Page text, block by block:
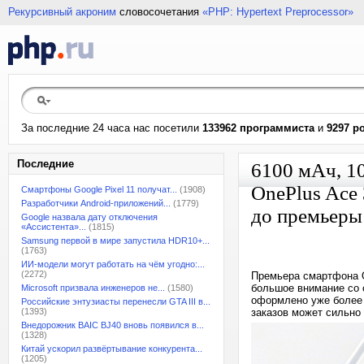
Рекурсивный акроним словосочетания «PHP: Hypertext Preprocessor»
За последние 24 часа нас посетили 133962 программистаи 9297
Последние
Смартфоны Google Pixel 11 получат...
(1908)
Разработчики Android-приложений...
(1779)
Google назвала дату отключения
«Ассистента»...
(1815)
Samsung первой в мире запустила HDR10+...
(1763)
ИИ-модели могут работать на чём угодно:...
(2272)
Microsoft призвала инженеров не...
(1580)
Российские энтузиасты перенесли GTA III в...
(1393)
Внедорожник BAIC BJ40 вновь появился в...
(1328)
Китай ускорил развёртывание конкурента...
(1205)
6100 мАч,
OnePlus Ace
до
Премьера смартфона
большое внимание со
оформлено уже более
заказов может сильно